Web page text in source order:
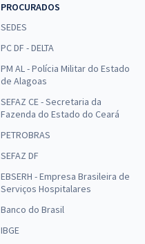
PROCURADOS
SEDES
PC DF - DELTA
PM AL - Polícia Militar do Estado
de Alagoas
SEFAZ CE - Secretaria da
Fazenda do Estado do Ceará
PETROBRAS
SEFAZ DF
EBSERH - Empresa Brasileira de
Serviços Hospitalares
Banco do Brasil
IBGE